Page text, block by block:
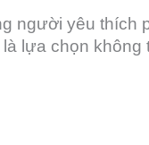
người yêu thích
lựa chọn không